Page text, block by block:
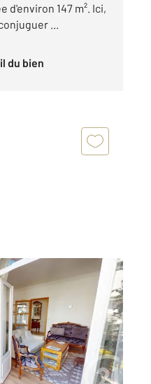
147 m². Ici,
...
du bien